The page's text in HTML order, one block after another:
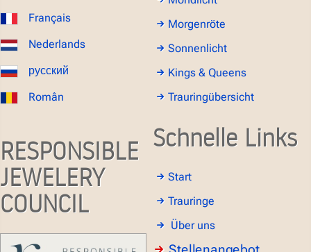
Français
Nederlands
русский
Român
RESPONSIBLE
JEWELERY
COUNCIL
Morgenröte
Sonnenlicht
Kings & Queens
Trauringübersicht
Schnelle Links
Start
Trauringe
Über uns